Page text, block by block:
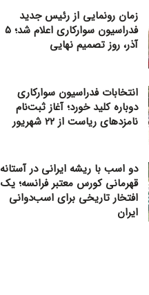
زمان رونمایی از رئیس جدید
فدراسیون سوارکاری اعلام شد؛ ۵
آذر، روز تصمیم نهایی
انتخابات فدراسیون سوارکاری
دوباره کلید خورد؛ آغاز ثبت‌نام
نامزدهای ریاست از ۲۲ شهریور
دو اسب با ریشه ایرانی در آستانه
قهرمانی کورس معتبر فرانسه؛ یک
افتخار تاریخی برای اسب‌دوانی
ایران